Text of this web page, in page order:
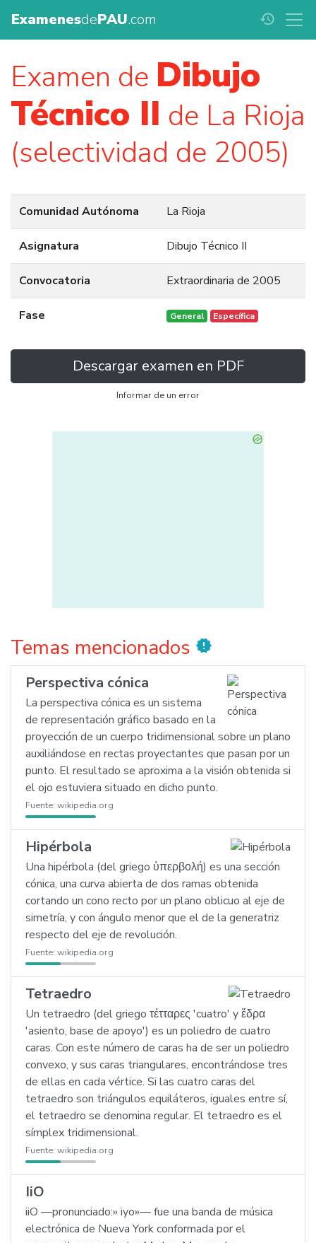
ExamenesdePAU.com history
Examen de Dibujo
Técnico II de La Rioja
(selectividad de 2005)
Comunidad Autónoma La Rioja
Asignatura Dibujo Técnico II
Convocatoria Extraordinaria de 2005
Fase General Específica
Descargar examen en PDF
Informar de un error
Temas mencionados new_releases
Perspectiva cónica
La perspectiva cónica es un sistema
de representación gráfico basado en la
proyección de un cuerpo tridimensional sobre un plano
auxiliándose en rectas proyectantes que pasan por un
punto. El resultado se aproxima a la visión obtenida si
el ojo estuviera situado en dicho punto.
Fuente: wikipedia.org
Hipérbola
Una hipérbola (del griego ὑπερβολή) es una sección
cónica, una curva abierta de dos ramas obtenida
cortando un cono recto por un plano oblicuo al eje de
simetría, y con ángulo menor que el de la generatriz
respecto del eje de revolución.
Fuente: wikipedia.org
Tetraedro
Un tetraedro (del griego τέτταρες 'cuatro' y ἕδρα
'asiento, base de apoyo') es un poliedro de cuatro
caras. Con este número de caras ha de ser un poliedro
convexo, y sus caras triangulares, encontrándose tres
de ellas en cada vértice. Si las cuatro caras del
tetraedro son triángulos equiláteros, iguales entre sí,
el tetraedro se denomina regular. El tetraedro es el
símplex tridimensional.
Fuente: wikipedia.org
IiO
iiO —pronunciado:» iyo»— fue una banda de música
electrónica de Nueva York conformada por el